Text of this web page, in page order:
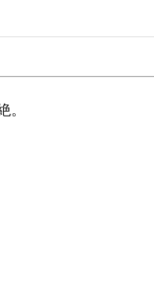
。